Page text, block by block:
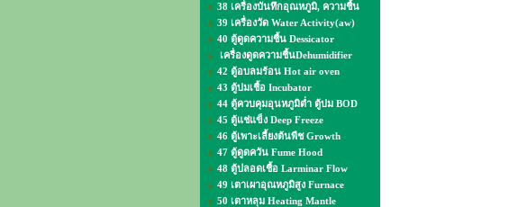
38 เครื่องบันทึกอุณหภูมิ, ความชื้น
39 เครื่องวัด Water Activity(aw)
40 ตู้ดูดความชื้น Dessicator
เครื่องดูดความชื้นDehumidifier
42 ตู้อบลมร้อน Hot air oven
43 ตู้บ่มเชื้อ Incubator
44 ตู้ควบคุมอุนหภูมิต่ำ ตู้บ่ม BOD
45 ตู้แช่แข็ง Deep Freeze
46 ตู้เพาะเลี้ยงต้นพืช Growth
47 ตู้ดูดควัน Fume Hood
48 ตู้ปลอดเชื้อ Larminar Flow
49 เตาเผาอุณหภูมิสูง Furnace
50 เตาหลุม Heating Mantle